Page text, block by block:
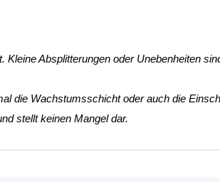
Absplitterungen oder Unebenheiten
die Wachstumsschicht oder auch die
stellt keinen Mangel dar.